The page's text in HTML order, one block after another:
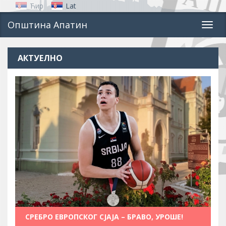
Ћир Lat
Општина Апатин
АКТУЕЛНО
СРЕБРО ЕВРОПСКОГ СЈАЈА – БРАВО, УРОШЕ!